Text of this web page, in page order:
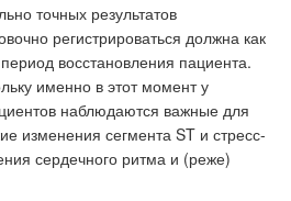
точных результатов
регистрироваться должна как
восстановления пациента.
именно в этот момент у
наблюдаются важные для
изменения сегмента ST и стресс-
сердечного ритма и (реже)